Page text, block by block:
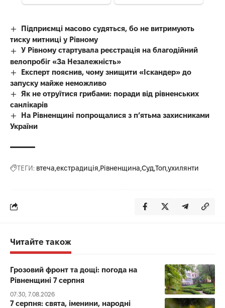
Підприємці масово судяться, бо не витримують
тиску митниці у Рівному
У Рівному стартувала реєстрація на благодійний
велопробіг «За Незалежність»
Експерт пояснив, чому знищити «Іскандер» до
запуску майже неможливо
Як не отруїтися грибами: поради від рівненських
санлікарів
На Рівненщині попрощалися з п’ятьма захисниками
України
ТЕГИ: втеча екстрадиція Рівненщина СудТопухилянти
Читайте також
Грозовий фронт та дощі: погода на
Рівненщині 7 серпня
07:30, 7.08.2026
7 серпня: свята, іменини, народні